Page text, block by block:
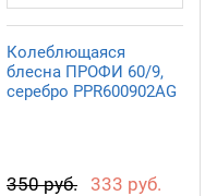
Колеблющаяся
блесна ПРОФИ 60/9,
серебро PPR600902AG
350 руб. 333 руб.